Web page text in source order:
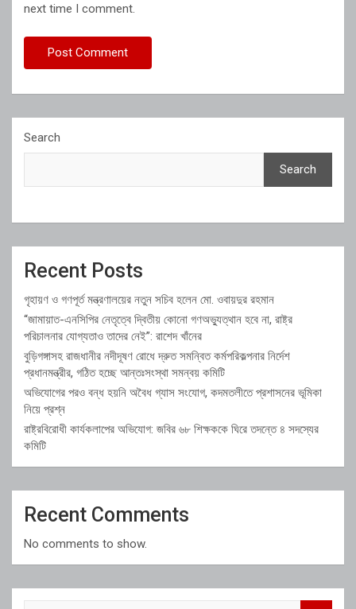
next time I comment.
Search
Search
Recent Posts
গৃহায়ণ ও গণপূর্ত মন্ত্রণালয়ের নতুন সচিব হলেন মো. ওবায়দুর রহমান
“জামায়াত-এনসিপির নেতৃত্বে দ্বিতীয় কোনো গণঅভ্যুত্থান হবে না, রাষ্ট্র
পরিচালনার যোগ্যতাও তাদের নেই”: রাশেদ খাঁনের
বুড়িগঙ্গাসহ রাজধানীর নদীদূষণ রোধে দ্রুত সমন্বিত কর্মপরিকল্পনার নির্দেশ
প্রধানমন্ত্রীর, গঠিত হচ্ছে আন্তঃসংস্থা সমন্বয় কমিটি
অভিযোগের পরও বন্ধ হয়নি অবৈধ গ্যাস সংযোগ, কদমতলীতে প্রশাসনের ভূমিকা
নিয়ে প্রশ্ন
রাষ্ট্রবিরোধী কার্যকলাপের অভিযোগ: জবির ৬৮ শিক্ষককে ঘিরে তদন্তে ৪ সদস্যের
কমিটি
Recent Comments
No comments to show.